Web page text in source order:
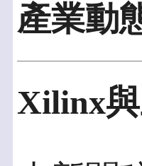
產業動
Xilinx